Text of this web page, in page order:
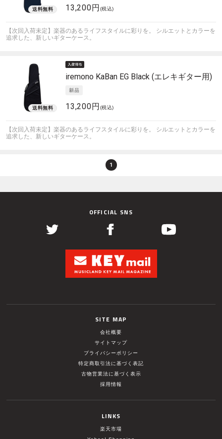
13,200円 (税込)
【次回入荷未定】楽器のあるライフスタイルに彩りを。 シルエットとカラーを
追求した、新しいギターケース。
iremono KaBan EG Black (エレキギター用)
13,200円 (税込)
【次回入荷未定】楽器のあるライフスタイルに彩りを。 シルエットとカラーを
追求した、新しいギターケース。
1
OFFICIAL SNS
SITE MAP
会社概要
サイトマップ
プライバシーポリシー
特定商取引法に基づく表記
古物営業法に基づく表示
採用情報
LINKS
楽天市場